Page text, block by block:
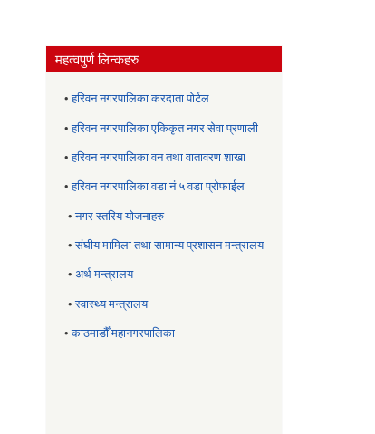
महत्वपुर्ण लिन्कहरु
•हरिवन नगरपालिका करदाता पोर्टल
•हरिवन नगरपालिका एकिकृत नगर सेवा प्रणाली
•हरिवन नगरपालिका वन तथा वातावरण शाखा
•हरिवन नगरपालिका वडा नं ५ वडा प्रोफाईल
•नगर स्तरिय याेजनाहरु
•संघीय मामिला तथा सामान्य प्रशासन मन्त्रालय
• अर्थ मन्त्रालय
•स्वास्थ्य मन्त्रालय
•काठमाडौँ महानगरपालिका